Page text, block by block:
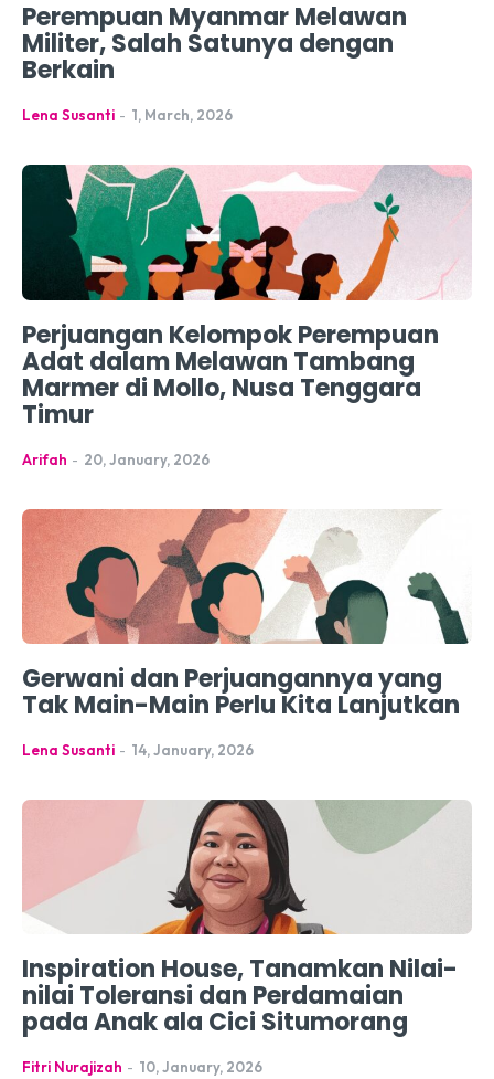
Perempuan Myanmar Melawan
Militer, Salah Satunya dengan
Berkain
Lena Susanti - 1, March, 2026
Perjuangan Kelompok Perempuan
Adat dalam Melawan Tambang
Marmer di Mollo, Nusa Tenggara
Timur
Arifah - 20, January, 2026
Gerwani dan Perjuangannya yang
Tak Main-Main Perlu Kita Lanjutkan
Lena Susanti - 14, January, 2026
Inspiration House, Tanamkan Nilai-
nilai Toleransi dan Perdamaian
pada Anak ala Cici Situmorang
Fitri Nurajizah - 10, January, 2026